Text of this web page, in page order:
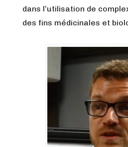
dans l’utilisation de
des fins médicinales et